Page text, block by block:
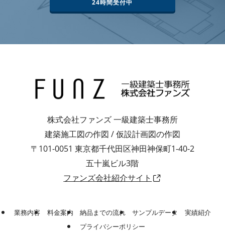
24時間受付中
株式会社ファンズ 一級建築士事務所
建築施工図の作図 / 仮設計画図の作図
〒101-0051 東京都千代田区神田神保町1-40-2
五十嵐ビル3階
ファンズ会社紹介サイト
業務内容 料金案内 納品までの流れ サンプルデータ
実績紹介
プライバシーポリシー